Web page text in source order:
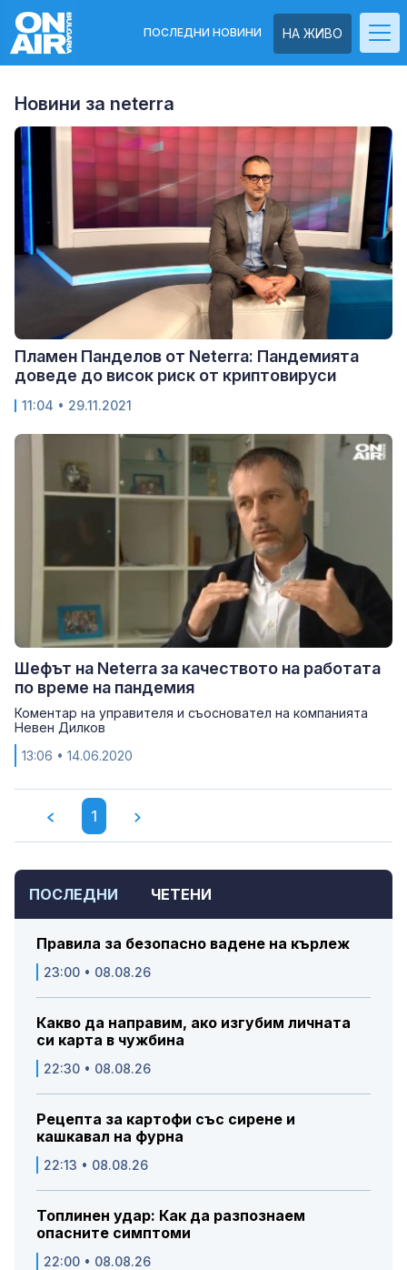
НА ЖИВО
ПОСЛЕДНИ НОВИНИ
Новини за neterra
Пламен Панделов от Neterra: Пандемията
доведе до висок риск от криптовируси
11:04 • 29.11.2021
Шефът на Neterra за качеството на работата
по време на пандемия
Коментар на управителя и съосновател на компанията
Невен Дилков
13:06 • 14.06.2020
1
ПОСЛЕДНИ ЧЕТЕНИ
Правила за безопасно вадене на кърлеж
23:00 • 08.08.26
Какво да направим, ако изгубим личната
си карта в чужбина
22:30 • 08.08.26
Рецепта за картофи със сирене и
кашкавал на фурна
22:13 • 08.08.26
Топлинен удар: Как да разпознаем
опасните симптоми
22:00 • 08.08.26